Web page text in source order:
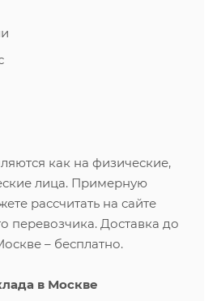
как на физические,
лица. Примерную
рассчитать на сайте
перевозчика. Доставка до
– бесплатно.
в Москве